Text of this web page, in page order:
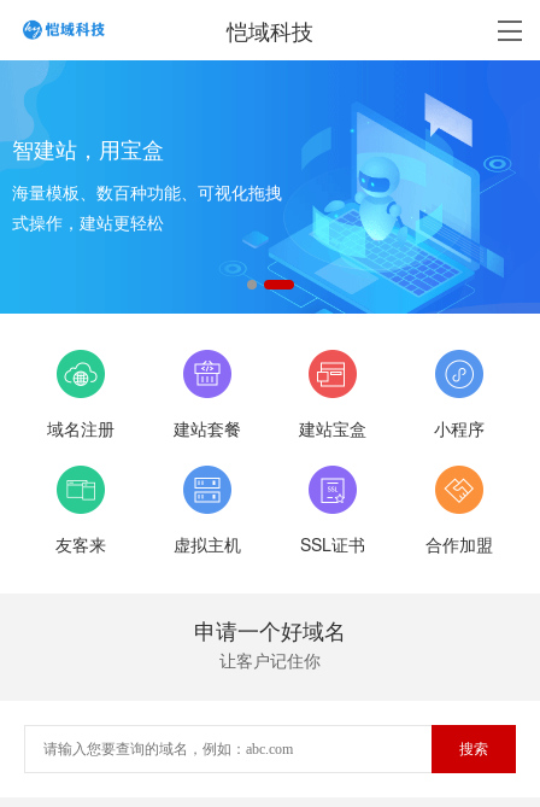
恺域科技
智建站，用宝盒
海量模板、数百种功能、可视化拖拽
式操作，建站更轻松
域名注册 建站套餐 建站宝盒 小程序
友客来 虚拟主机 SSL证书 合作加盟
申请一个好域名
让客户记住你